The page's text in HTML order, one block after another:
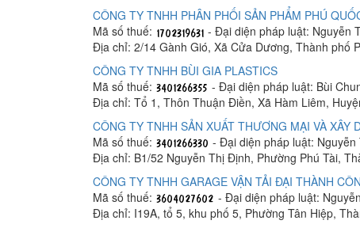
CÔNG TY TNHH PHÂN PHỐI SẢN PHẨM PHÚ
Mã số thuế:
- Đại diện pháp luật: Nguyễn
Địa chỉ: 2/14 Gành Gió, Xã Cửa Dương, Thành phố
CÔNG TY TNHH BÙI GIA PLASTICS
Mã số thuế:
- Đại diện pháp luật: Bùi
Địa chỉ: Tổ 1, Thôn Thuận Điền, Xã Hàm Liêm,
CÔNG TY TNHH SẢN XUẤT THƯƠNG MẠI VÀ XÂY
Mã số thuế:
- Đại diện pháp luật: Nguyễn
Địa chỉ: B1/52 Nguyễn Thị Định, Phường Phú Tài,
CÔNG TY TNHH GARAGE VẬN TẢI ĐẠI THÀNH
Mã số thuế:
- Đại diện pháp luật:
Địa chỉ: I19A, tổ 5, khu phố 5, Phường Tân Hiệp,